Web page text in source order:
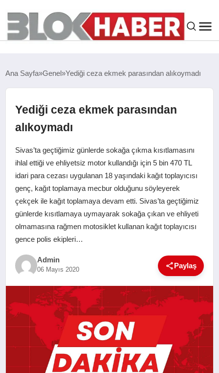
ASAYIŞ
SPOR
EKONOMI
SAĞLIK
EĞITIM
YAŞAM
SANAT
Ana Sayfa Genel Yediği ceza ekmek parasından alıkoymadı
Yediği ceza ekmek parasından
alıkoymadı
Sivas’ta geçtiğimiz günlerde sokağa çıkma kısıtlamasını
ihlal ettiği ve ehliyetsiz motor kullandığı için 5 bin 470 TL
idari para cezası uygulanan 18 yaşındaki kağıt toplayıcısı
genç, kağıt toplamaya mecbur olduğunu söyleyerek
çekçek ile kağıt toplamaya devam etti. Sivas’ta geçtiğimiz
günlerde kısıtlamaya uymayarak sokağa çıkan ve ehliyeti
olmamasına rağmen motosiklet kullanan kağıt toplayıcısı
gence polis ekipleri…
Admin
06 Mayıs 2020 Paylaş